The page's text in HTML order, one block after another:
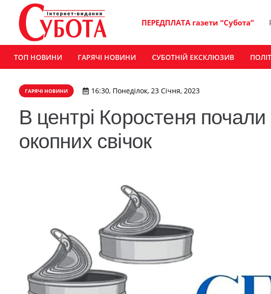
ПЕРЕДПЛАТА газети “Субота”
ТОП НОВИНИ ГАРЯЧІ НОВИНИ СУБОТНІЙ ЕКСКЛЮЗИВ
ГАРЯЧІ НОВИНИ 16:30, Понеділок, 23 Січня, 2023
В центрі Коростеня почали
окопних свічок